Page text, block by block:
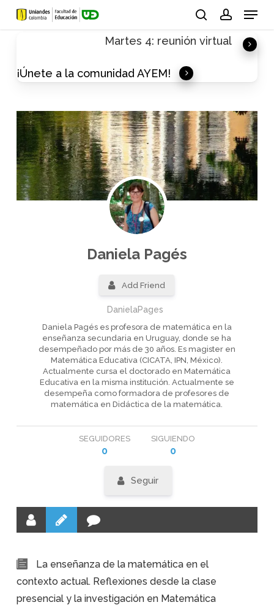
Skip
Menu
Martes 4: reunión virtual
¡Únete a la comunidad AYEM!
Daniela Pagés
Add Friend
DanielaPages
Daniela Pagés es profesora de matemática en la
enseñanza secundaria en Uruguay, donde se ha
desempeñado por más de 30 años. Es magister en
Matemática Educativa (CICATA, IPN, México).
Actualmente cursa el doctorado en Matemática
Educativa en la misma institución. Actualmente se
desempeña como formadora de profesores de
matemática en Didáctica de la matemática.
SEGUIDORES
0
SIGUIENDO
0
Seguir
La enseñanza de la matemática en el
contexto actual. Reflexiones desde la clase
presencial y la investigación en Matemática